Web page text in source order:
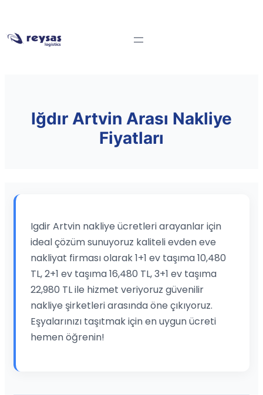
Iğdır Artvin Arası Nakliye
Fiyatları
Igdir Artvin nakliye ücretleri arayanlar için
ideal çözüm sunuyoruz kaliteli evden eve
nakliyat firması olarak 1+1 ev taşıma 10,480
TL, 2+1 ev taşıma 16,480 TL, 3+1 ev taşıma
22,980 TL ile hizmet veriyoruz güvenilir
nakliye şirketleri arasında öne çıkıyoruz.
Eşyalarınızı taşıtmak için en uygun ücreti
hemen öğrenin!